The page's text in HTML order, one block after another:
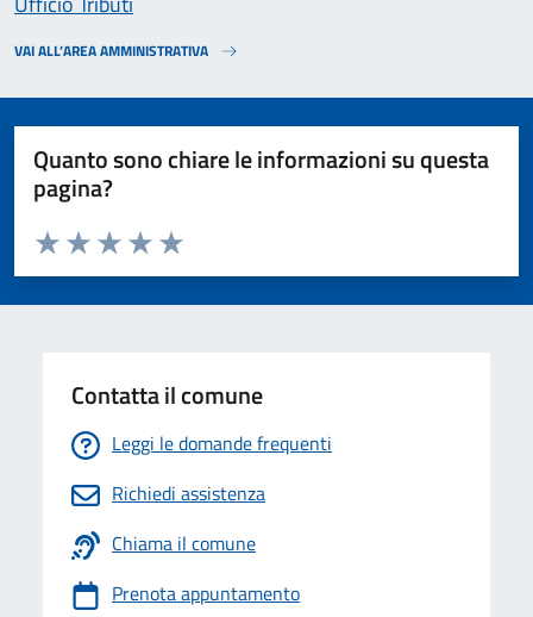
VAI ALL’AREA AMMINISTRATIVA
Quanto sono chiare le informazioni su questa
pagina?
Valuta da 1 a 5 stelle la pagina
Valuta 5 stelle su 5
Valuta 4 stelle su 5
Valuta 3 stelle su 5
Valuta 2 stelle su 5
Valuta 1 stelle su 5
Contatta il comune
Leggi le domande frequenti
Richiedi assistenza
Chiama il comune
Prenota appuntamento